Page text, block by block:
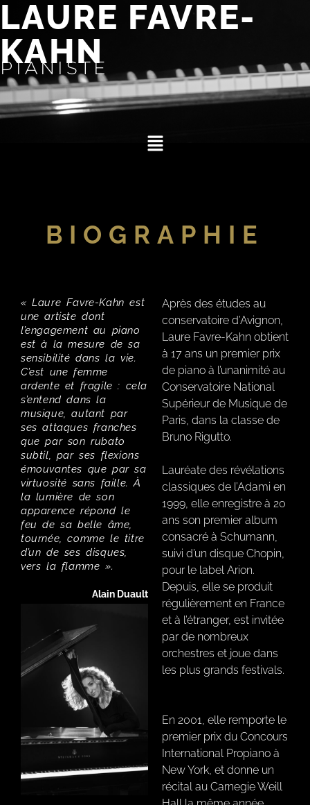
LAURE FAVRE-
KAHN
PIANISTE
BIOGRAPHIE
« Laure Favre-Kahn est
une artiste dont
l’engagement au piano
est à la mesure de sa
sensibilité dans la vie.
C’est une femme
ardente et fragile : cela
s’entend dans la
musique, autant par
ses attaques franches
que par son rubato
subtil, par ses flexions
émouvantes que par sa
virtuosité sans faille. À
la lumière de son
apparence répond le
feu de sa belle âme,
tournée, comme le titre
d’un de ses disques,
vers la flamme ».
Alain Duault
Après des études au
conservatoire d’Avignon,
Laure Favre-Kahn obtient
à 17 ans un premier prix
de piano à l’unanimité au
Conservatoire National
Supérieur de Musique de
Paris, dans la classe de
Bruno Rigutto.
Lauréate des révélations
classiques de l’Adami en
1999, elle enregistre à 20
ans son premier album
consacré à Schumann,
suivi d’un disque Chopin,
pour le label Arion.
Depuis, elle se produit
régulièrement en France
et à l’étranger, est invitée
par de nombreux
orchestres et joue dans
les plus grands festivals.
En 2001, elle remporte le
premier prix du Concours
International Propiano à
New York, et donne un
récital au Carnegie Weill